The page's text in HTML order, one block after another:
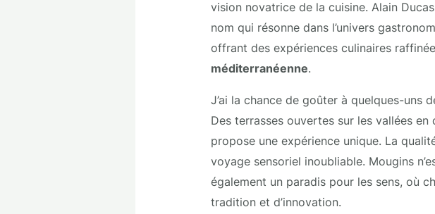
vision novatrice de la cuisine. Alain
nom qui résonne dans l’univers
offrant des expériences culinaires
méditerranéenne.
J’ai la chance de goûter à quelques-uns
Des terrasses ouvertes sur les vallées
propose une expérience unique. La
voyage sensoriel inoubliable. Mougins
également un paradis pour les sens, où
tradition et d’innovation.